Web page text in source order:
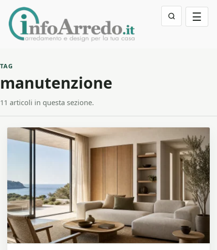
☰
TAG
manutenzione
11 articoli in questa sezione.